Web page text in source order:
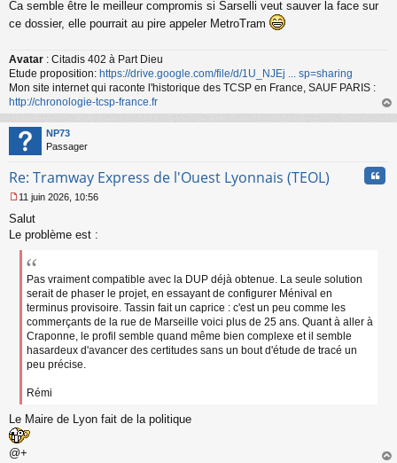
e
s
g
e
n
o
n
l
u
Ca semble être le meilleur compromis si Sarselli veut sauver la face sur
ce dossier, elle pourrait au pire appeler MetroTram
Avatar : Citadis 402 à Part Dieu
Etude proposition: https://drive.google.com/file/d/1U_NJEj ... sp=sharing
Mon site internet qui raconte l'historique des TCSP en France, SAUF PARIS :
http://chronologie-tcsp-france.fr
au
NP73
Passager
Re: Tramway Express de l'Ouest Lyonnais (TEOL)
e
s
11 juin 2026, 10:56
Salut
Le problème est :
Pas vraiment compatible avec la DUP déjà obtenue. La seule solution
serait de phaser le projet, en essayant de configurer Ménival en
terminus provisoire. Tassin fait un caprice : c'est un peu comme les
commerçants de la rue de Marseille voici plus de 25 ans. Quant à aller à
Craponne, le profil semble quand même bien complexe et il semble
hasardeux d'avancer des certitudes sans un bout d'étude de tracé un
peu précise.
Rémi
Le Maire de Lyon fait de la politique
@+